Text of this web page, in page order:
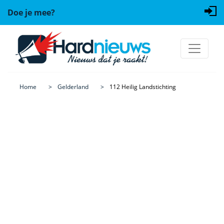
Doe je mee?
Home Gelderland 112 Heilig Landstichting